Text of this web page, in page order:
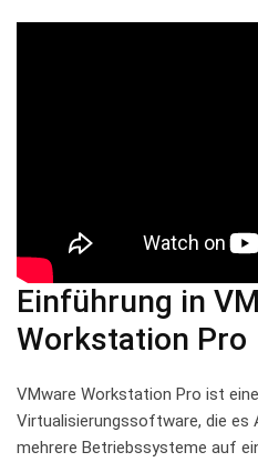
Einführung in
Workstation Pro
VMware Workstation‍ Pro ist
‍Virtualisierungssoftware, die es
mehrere Betriebssysteme auf